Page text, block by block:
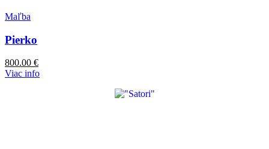
Maľba
Pierko
800.00 €
Viac info